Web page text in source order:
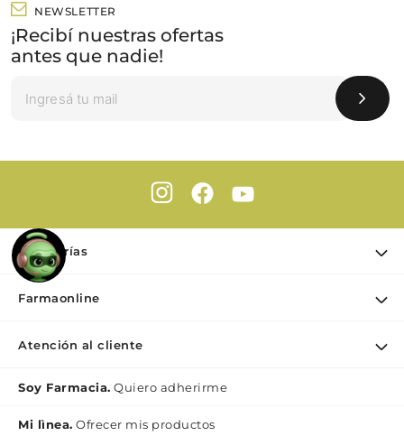
NEWSLETTER
¡Recibí nuestras ofertas
antes que nadie!
Categorías
Dermocosmética
Nutrición & Deporte
Bebé y maternidad
Farmaonline
Atención al cliente
Contacto
Soy Farmacia. Quiero adherirme
Mi lìnea. Ofrecer mis productos